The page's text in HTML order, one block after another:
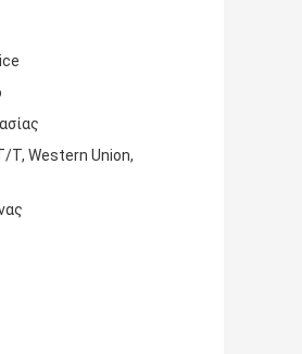
T, Western Union,